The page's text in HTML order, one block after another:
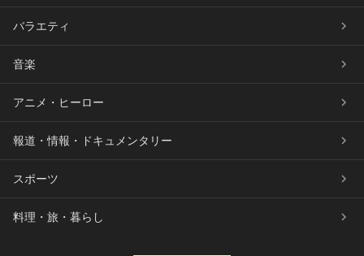
バラエティ
音楽
アニメ・ヒーロー
報道・情報・ドキュメンタリー
スポーツ
料理・旅・暮らし